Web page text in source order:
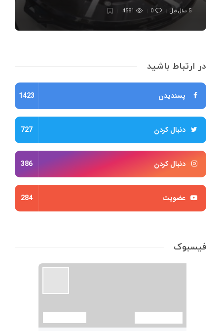
5 سال قبل 0
4581
در ارتباط باشید
پسندیدن 1423
دنبال کردن 727
دنبال کردن 386
عضویت 284
فیسبوک